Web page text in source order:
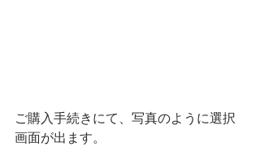
ご購入手続きにて、写真のように選択
画面が出ます。